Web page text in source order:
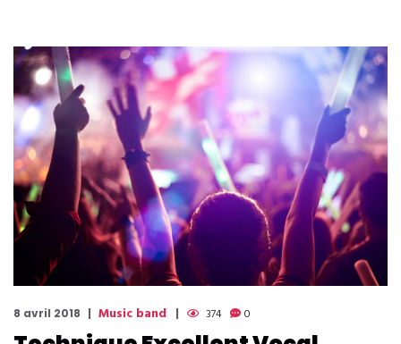
8 avril 2018 Music band 374 0